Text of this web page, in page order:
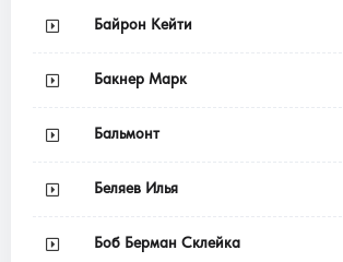
Байрон Кейти
Бакнер Марк
Бальмонт
Беляев Илья
Боб Берман Склейка